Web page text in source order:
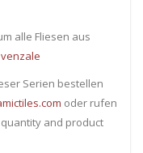
alle Fliesen ​​aus
Serien bestellen
oder rufen
quantity and product